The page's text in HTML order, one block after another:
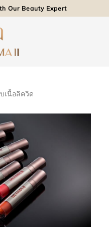
Our Beauty Expert
เนื้อลิควิด